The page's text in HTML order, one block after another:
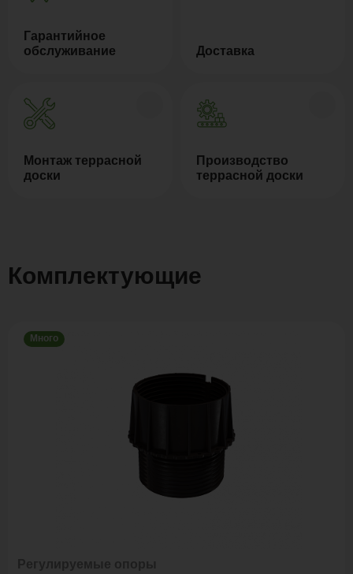
Гарантийное
обслуживание
Доставка
Монтаж террасной
доски
Производство
террасной доски
Комплектующие
Много